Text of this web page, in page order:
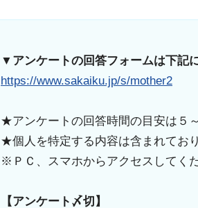
▼アンケートの回答フォームは下記
https://www.sakaiku.jp/s/mother2
★アンケートの回答時間の目安は５
★個人を特定する内容は含まれてお
※ＰＣ、スマホからアクセスしてくだ
【アンケート〆切】